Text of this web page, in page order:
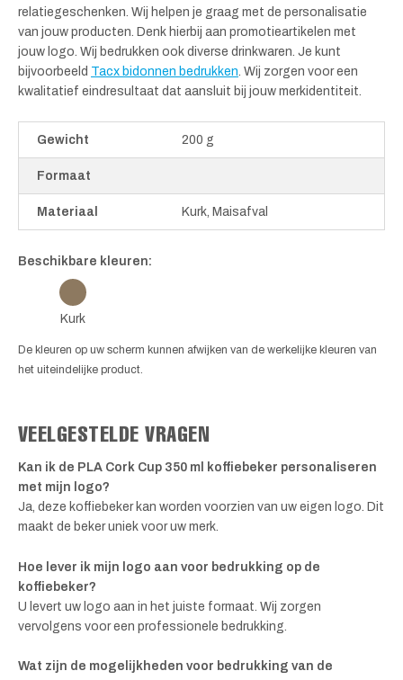
relatiegeschenken. Wij helpen je graag met de personalisatie
van jouw producten. Denk hierbij aan promotieartikelen met
jouw logo. Wij bedrukken ook diverse drinkwaren. Je kunt
bijvoorbeeld Tacx bidonnen bedrukken . Wij zorgen voor een
kwalitatief eindresultaat dat aansluit bij jouw merkidentiteit.
Gewicht 200 g
Formaat
Materiaal Kurk, Maisafval
Beschikbare kleuren:
Kurk
De kleuren op uw scherm kunnen afwijken van de werkelijke kleuren van
het uiteindelijke product.
VEELGESTELDE VRAGEN
Kan ik de PLA Cork Cup 350 ml koffiebeker personaliseren
met mijn logo?
Ja, deze koffiebeker kan worden voorzien van uw eigen logo. Dit
maakt de beker uniek voor uw merk.
Hoe lever ik mijn logo aan voor bedrukking op de
koffiebeker?
U levert uw logo aan in het juiste formaat. Wij zorgen
vervolgens voor een professionele bedrukking.
Wat zijn de mogelijkheden voor bedrukking van de